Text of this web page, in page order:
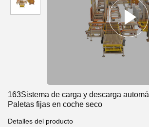
163Sistema de carga y descarga
Paletas fijas en coche seco
Detalles del producto